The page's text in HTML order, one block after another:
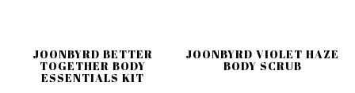
JOONBYRD BETTER
TOGETHER BODY
ESSENTIALS KIT
JOONBYRD VIOLET HAZE
BODY SCRUB